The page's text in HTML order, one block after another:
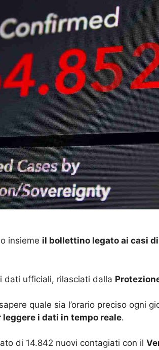
insieme il bollettino legato ai casi
dati ufficiali, rilasciati dalla
quale sia l’orario preciso ogni
i dati in tempo reale.
di 14.842 nuovi contagiati con il